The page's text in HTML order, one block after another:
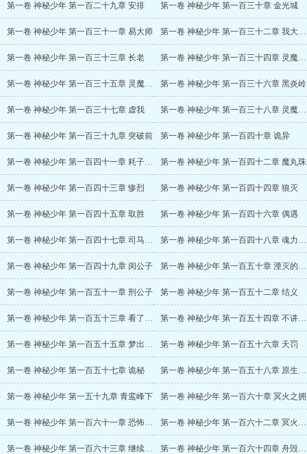
第一卷 神秘少年 第一百二十九章 安排 第一卷 神秘少年 第一百三十章 金光城
第一卷 神秘少年 第一百三十一章 易大师 第一卷 神秘少年 第一百三十二章 我大师兄实在太不稳健了
第一卷 神秘少年 第一百三十三章 长老 第一卷 神秘少年 第一百三十四章 灵魔之战
第一卷 神秘少年 第一百三十五章 灵魔之界 第一卷 神秘少年 第一百三十六章 黑炎岭
第一卷 神秘少年 第一百三十七章 虚我 第一卷 神秘少年 第一百三十八章 灵魔化天阵
第一卷 神秘少年 第一百三十九章 突破前 第一卷 神秘少年 第一百四十章 诡异
第一卷 神秘少年 第一百四十一章 耗子尾汁 第一卷 神秘少年 第一百四十二章 魔丸珠
第一卷 神秘少年 第一百四十三章 惨烈 第一卷 神秘少年 第一百四十四章 狼灭
第一卷 神秘少年 第一百四十五章 取胜 第一卷 神秘少年 第一百四十六章 偶遇
第一卷 神秘少年 第一百四十七章 司马婉儿之死 第一卷 神秘少年 第一百四十八章 魂力与神识
第一卷 神秘少年 第一百四十九章 闵公子 第一卷 神秘少年 第一百五十章 湮灭的修仙界历史
第一卷 神秘少年 第一百五十一章 刑公子 第一卷 神秘少年 第一百五十二章 结义
第一卷 神秘少年 第一百五十三章 看了个寂寞 第一卷 神秘少年 第一百五十四章 不讲武德
第一卷 神秘少年 第一百五十五章 梦出神机 第一卷 神秘少年 第一百五十六章 天罚
第一卷 神秘少年 第一百五十七章 诡秘 第一卷 神秘少年 第一百五十八章 原生火灵
第一卷 神秘少年 第一五十九章 青鸾峰下 第一卷 神秘少年 第一百六十章 冥火之拥
第一卷 神秘少年 第一百六十一章 恐怖如斯 第一卷 神秘少年 第一百六十二章 冥火之秘
第一卷 神秘少年 第一百六十三章 继续搜刮 第一卷 神秘少年 第一百六十四章 舟毁人亡